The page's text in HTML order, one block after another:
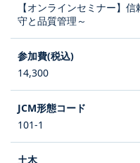
【オンラインセミナー】
守と品質管理～
14,300
101-1